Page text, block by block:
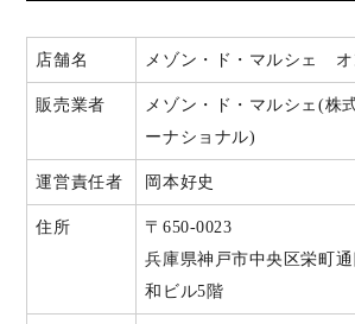
店舗名 メゾン・ド・マルシェ オ
販売業者
メゾン・ド・マルシェ(株
ーナショナル)
運営責任者 岡本好史
住所
〒650-0023
兵庫県神戸市中央区栄町
和ビル5階